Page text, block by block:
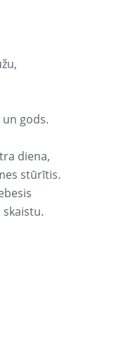
gods.
diena,
stūrītis.
skaistu.